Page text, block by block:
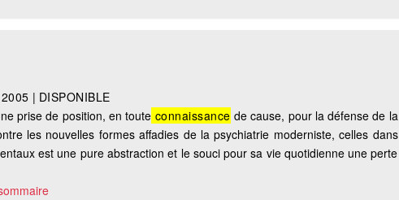
2005 | DISPONIBLE
prise de position, en toute connaissance de cause, pour la défense de la
les nouvelles formes affadies de la psychiatrie moderniste, celles dans
est une pure abstraction et le souci pour sa vie quotidienne une perte